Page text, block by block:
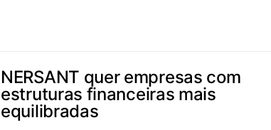
NERSANT quer empresas com
estruturas financeiras mais
equilibradas